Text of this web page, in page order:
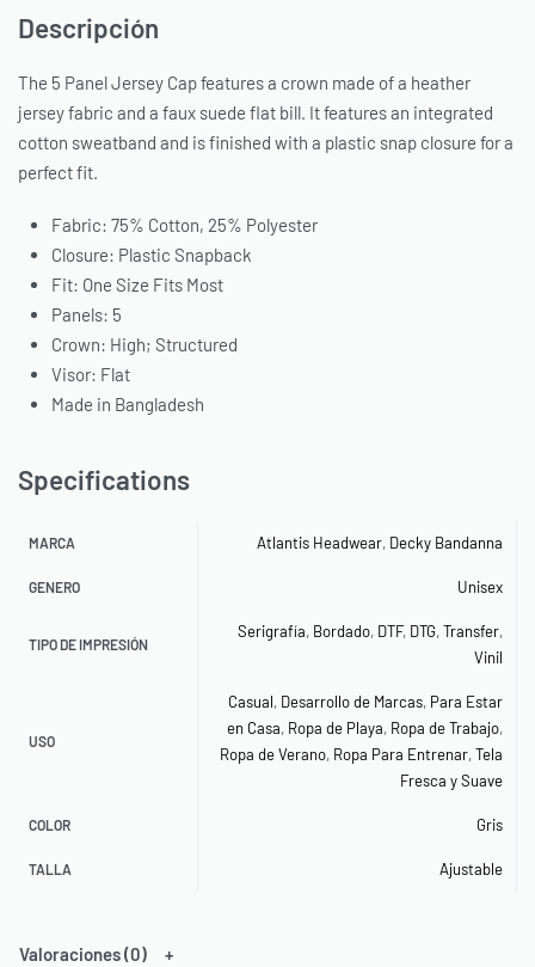
Descripción
The 5 Panel Jersey Cap features a crown made of a heather
jersey fabric and a faux suede flat bill. It features an integrated
cotton sweatband and is finished with a plastic snap closure for a
perfect fit.
Fabric: 75% Cotton, 25% Polyester
Closure: Plastic Snapback
Fit: One Size Fits Most
Panels: 5
Crown: High; Structured
Visor: Flat
Made in Bangladesh
Specifications
MARCA Atlantis Headwear, Decky Bandanna
GENERO Unisex
TIPO DE IMPRESIÓN
Serigrafía, Bordado, DTF, DTG,Transfer,
Vinil
USO
Casual, Desarrollo de Marcas, Para Estar
en Casa, Ropa de Playa, Ropa de Trabajo,
Ropa de Verano, Ropa Para Entrenar,Tela
Fresca y Suave
COLOR Gris
TALLA Ajustable
Valoraciones (0)